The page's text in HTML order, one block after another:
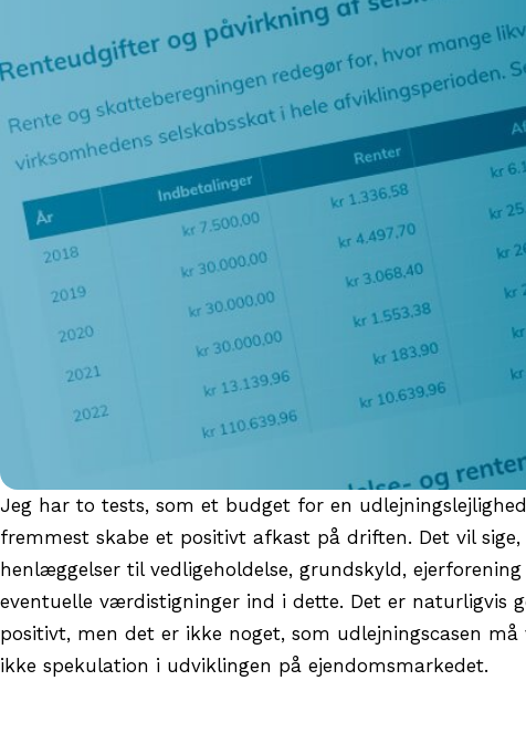
Jeg har to tests, som et budget for en
fremmest skabe et positivt afkast på driften. Det vil
henlæggelser til vedligeholdelse, grundskyld,
eventuelle værdistigninger ind i dette. Det er naturligvis
positivt, men det er ikke noget, som udlejningscasen
ikke spekulation i udviklingen på ejendomsmarkedet.